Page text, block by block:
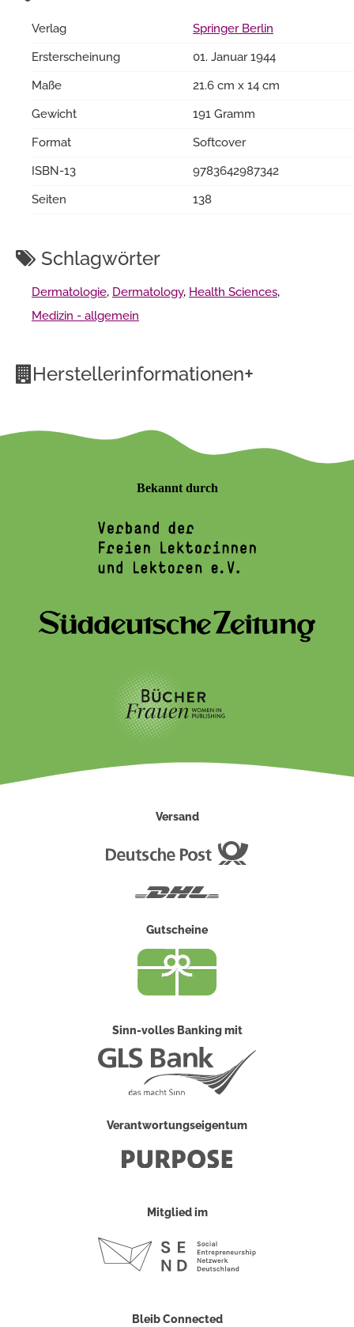
Verlag
Springer Berlin
Ersterscheinung
01. Januar 1944
Maße
21.6 cm x 14 cm
Gewicht
191 Gramm
Format
Softcover
ISBN-13
9783642987342
Seiten
138
Schlagwörter
Dermatologie, Dermatology, Health Sciences,
Medizin - allgemein
Herstellerinformationen+
Bekannt durch
Versand
Gutscheine
Sinn-volles Banking mit
Verantwortungseigentum
Mitglied im
Bleib Connected